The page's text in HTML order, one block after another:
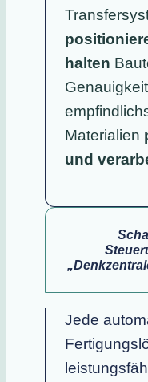
halten
Materialien
und
Jede